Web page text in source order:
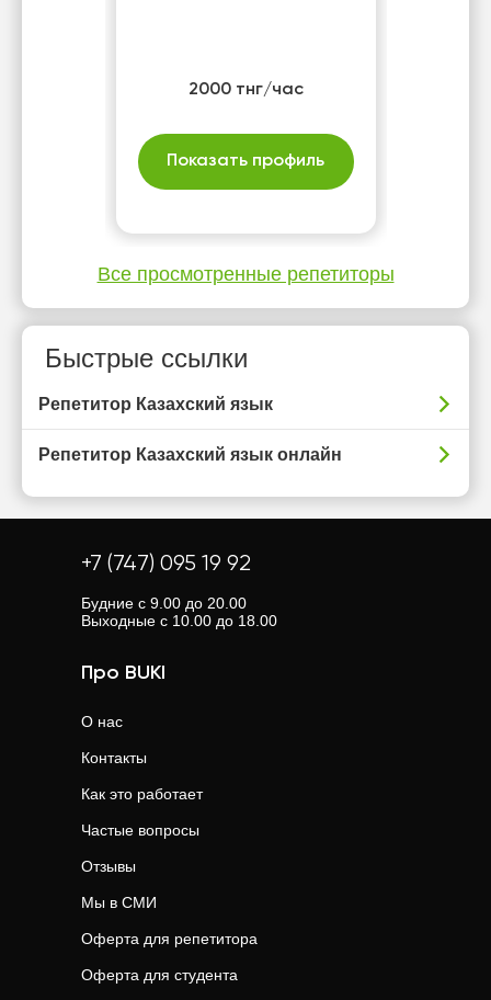
2000 тнг/час
Показать профиль
Все просмотренные репетиторы
Быстрые ссылки
Репетитор Казахский язык
Репетитор Казахский язык онлайн
+7 (747) 095 19 92
Будние с 9.00 до 20.00
Выходные с 10.00 до 18.00
Про BUKI
О нас
Контакты
Как это работает
Частые вопросы
Отзывы
Мы в СМИ
Оферта для репетитора
Оферта для студента